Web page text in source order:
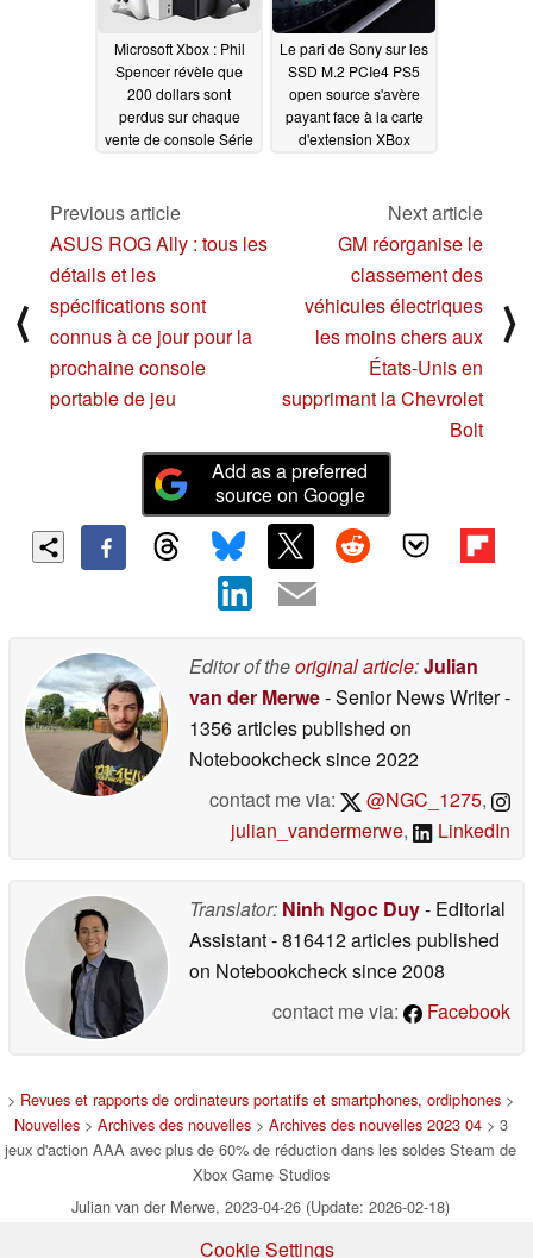
Microsoft Xbox : Phil
Spencer révèle que
200 dollars sont
perdus sur chaque
vente de console Série
Le pari de Sony sur les
SSD M.2 PCIe4 PS5
open source s'avère
payant face à la carte
d'extension XBox
⟨
Previous article
ASUS ROG Ally : tous les
détails et les
spécifications sont
connus à ce jour pour la
prochaine console
portable de jeu
Next article
GM réorganise le
classement des
véhicules électriques
les moins chers aux
États-Unis en
supprimant la Chevrolet
Bolt
⟩
Add as a preferred
source on Google
Editor of theoriginal article:Julian
van der Merwe- Senior News Writer-
1356 articles published on
Notebookchecksince 2022
contact me via:
@NGC_1275,
julian_vandermerwe, LinkedIn
Translator: Ninh Ngoc Duy- Editorial
Assistant- 816412 articles published
on Notebookchecksince 2008
contact me via:
Facebook
> Revues et rapports de ordinateurs portatifs et smartphones, ordiphones >
Nouvelles> Archives des nouvelles> Archives des nouvelles 2023 04> 3
jeux d'action AAA avec plus de 60% de réduction dans les soldes Steam de
Xbox Game Studios
Julian van der Merwe, 2023-04-26 (Update: 2026-02-18)
Cookie Settings